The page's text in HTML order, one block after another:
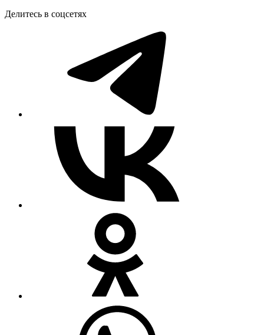
Делитесь в соцсетях